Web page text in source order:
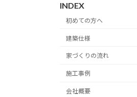
INDEX
初めての方へ
建築仕様
家づくりの流れ
施工事例
会社概要